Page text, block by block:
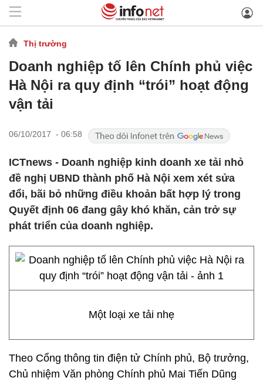
Thị trường
Doanh nghiệp tố lên Chính phủ việc
Hà Nội ra quy định “trói” hoạt động
vận tải
06/10/2017 - 06:58
ICTnews - Doanh nghiệp kinh doanh xe tải nhỏ
đề nghị UBND thành phố Hà Nội xem xét sửa
đổi, bãi bỏ những điều khoản bất hợp lý trong
Quyết định 06 đang gây khó khăn, cản trở sự
phát triển của doanh nghiệp.
Một loại xe tải nhẹ
Theo Cổng thông tin điện tử Chính phủ, Bộ trưởng,
Chủ nhiệm Văn phòng Chính phủ Mai Tiến Dũng